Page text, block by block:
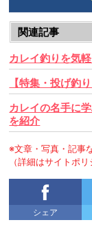
関連記事
カレイ釣りを気
【特集・投げ釣
カレイの名手に
を紹介
※文章・写真・記事
（詳細はサイトポ
シェア